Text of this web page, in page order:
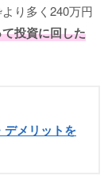
り多く240万円
投資に回した
デメリットを